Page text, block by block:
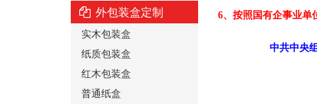
外包装盒定制
实木包装盒
纸质包装盒
红木包装盒
普通纸盒
6、按照国有企事业单
中共中央